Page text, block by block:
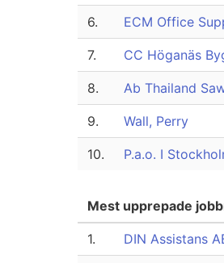
6. ECM Office
7. CC Höganäs
8. Ab Thailand
9. Wall, Perry
10. P.a.o. I
Mest upprepade
1. DIN Assistans